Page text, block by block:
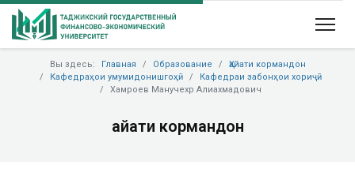
Вы здесь: Главная Образование
Ҳайати кормандон
Кафедраҳои умумидонишгоҳӣ
Кафедраи забонҳои хориҷӣ
Хамроев Манучехр Алиахмадович
Ҳайати кормандон